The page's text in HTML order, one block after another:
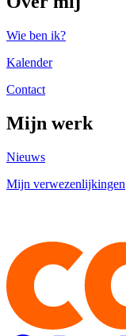
Wie ben ik?
Kalender
Contact
Mijn werk
Nieuws
Mijn verwezenlijkingen